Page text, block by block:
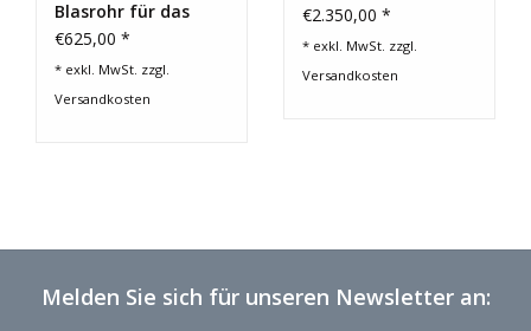
Blasrohr für das
Kaminfeuer. Bereit
Holzarbeiten
€625,00 *
* exkl. MwSt. zzgl.
Versandkosten
€2.350,00 *
* exkl. MwSt. zzgl.
Versandkosten
Melden Sie sich für unseren Newsletter an: